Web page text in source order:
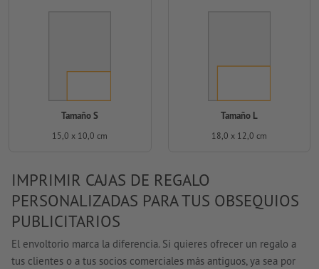
Tamaño S
15,0 x 10,0 cm
Tamaño L
18,0 x 12,0 cm
IMPRIMIR CAJAS DE REGALO
PERSONALIZADAS PARA TUS OBSEQUIOS
PUBLICITARIOS
El envoltorio marca la diferencia. Si quieres ofrecer un regalo a
tus clientes o a tus socios comerciales más antiguos, ya sea por